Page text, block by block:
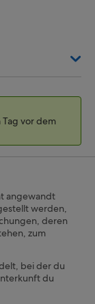
vor dem
angewandt
werden,
deren
zum
bei der du
du